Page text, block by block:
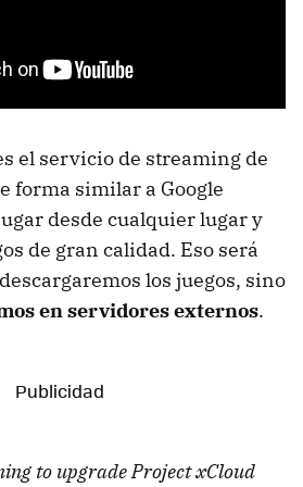
el servicio de streaming de
forma similar a Google
desde cualquier lugar y
de gran calidad. Eso será
los juegos, sino
en servidores externos.
to upgrade Project xCloud